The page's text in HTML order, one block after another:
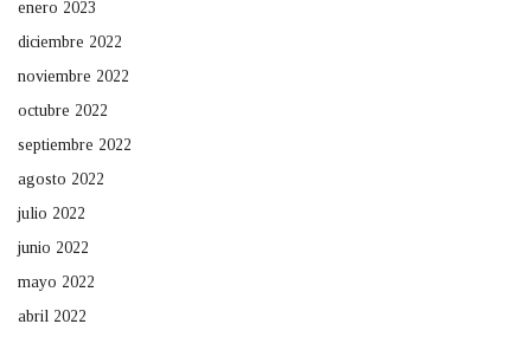
enero 2023
diciembre 2022
noviembre 2022
octubre 2022
septiembre 2022
agosto 2022
julio 2022
junio 2022
mayo 2022
abril 2022